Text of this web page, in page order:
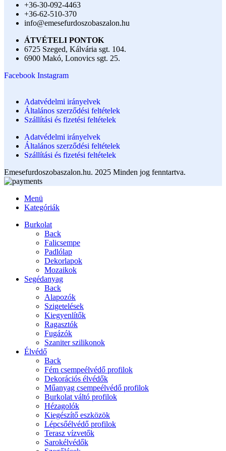
+36-30-092-4463
+36-62-510-370
info@emesefurdoszobaszalon.hu
ÁTVÉTELI PONTOK
6725 Szeged, Kálvária sgt. 104.​
6900 Makó, Lonovics sgt. 25.
Facebook Instagram
Adatvédelmi irányelvek
Általános szerződési feltételek
Szállítási és fizetési feltételek
Adatvédelmi irányelvek
Általános szerződési feltételek
Szállítási és fizetési feltételek
Emesefurdoszobaszalon.hu. 2025 Minden jog fenntartva.
Menü
Kategóriák
Burkolat
Back
Falicsempe
Padlólap
Dekorlapok
Mozaikok
Segédanyag
Back
Alapozók
Szigetelések
Kiegyenlítők
Ragasztók
Fugázók
Szaniter szilikonok
Élvédő
Back
Fém csempeélvédő profilok
Dekorációs élvédők
Műanyag csempeélvédő profilok
Burkolat váltó profilok
Hézagolók
Kiegészítő eszközök
Lépcsőélvédő profilok
Terasz vízvetők
Sarokélvédők